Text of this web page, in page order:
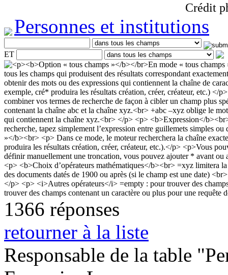
Crédit
Personnes et institutions
ET
1366 réponses
retourner à la liste
Responsable de la table